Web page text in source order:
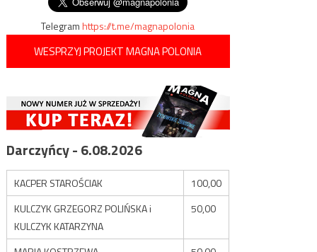
Telegramhttps://t.me/magnapolonia
WESPRZYJ PROJEKT MAGNA POLONIA
Darczyńcy - 6.08.2026
KACPER STAROŚCIAK
100,00
KULCZYK GRZEGORZ POLIŃSKA i
KULCZYK KATARZYNA
50,00